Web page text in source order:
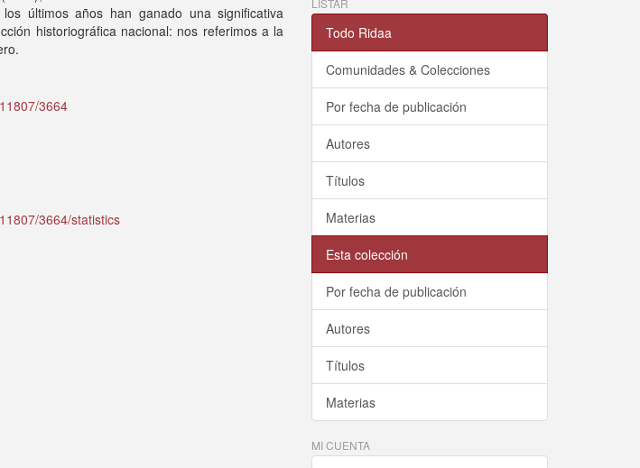
últimos años han ganado una significativa
historiográfica nacional: nos referimos a la
3664
3664/statistics
LISTAR
Todo Ridaa
Comunidades & Colecciones
Por fecha de publicación
Autores
Títulos
Materias
Esta colección
Por fecha de publicación
Autores
Títulos
Materias
MI CUENTA